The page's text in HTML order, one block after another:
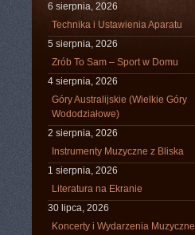
6 sierpnia, 2026
Technika i Ustawienia Aparatu
5 sierpnia, 2026
Zrób To Sam – Sport w Domu
4 sierpnia, 2026
Góry Australijskie (Wielkie Góry
Wododziałowe)
2 sierpnia, 2026
Instrumenty Muzyczne z Bliska
1 sierpnia, 2026
Literatura na Ekranie
30 lipca, 2026
Koncerty i Wydarzenia Muzyczne